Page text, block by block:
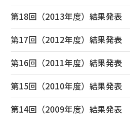
第18回（2013年度）結果発表
第17回（2012年度）結果発表
第16回（2011年度）結果発表
第15回（2010年度）結果発表
第14回（2009年度）結果発表